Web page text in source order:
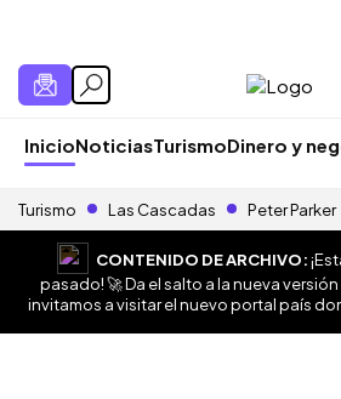
InicioNoticiasTurismoDinero y
Turismo Las Cascadas Peter Parker
CONTENIDO DE ARCHIVO:
pasado! 🚀 Da el salto a la nueva
invitamos a visitar el nuevo portal país